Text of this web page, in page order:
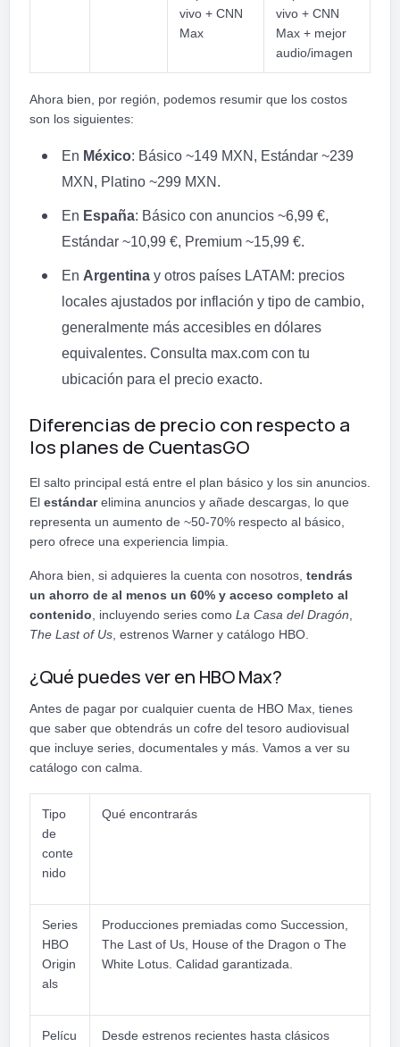
vivo + CNN
Max
vivo + CNN
Max + mejor
audio/imagen
Ahora bien, por región, podemos resumir que los costos
son los siguientes:
En México: Básico ~149 MXN, Estándar ~239
MXN, Platino ~299 MXN.
En España: Básico con anuncios ~6,99 €,
Estándar ~10,99 €, Premium ~15,99 €.
En Argentina y otros países LATAM: precios
locales ajustados por inflación y tipo de cambio,
generalmente más accesibles en dólares
equivalentes. Consulta max.com con tu
ubicación para el precio exacto.
Diferencias de precio con respecto a
los planes de CuentasGO
El salto principal está entre el plan básico y los sin anuncios.
El estándarelimina anuncios y añade descargas, lo que
representa un aumento de ~50-70% respecto al básico,
pero ofrece una experiencia limpia.
Ahora bien, si adquieres la cuenta con nosotros, tendrás
un ahorro de al menos un 60% y acceso completo al
contenido , incluyendo series como La Casa del Dragón
The Last of Us , estrenos Warner y catálogo HBO.
¿Qué puedes ver en HBO Max?
Antes de pagar por cualquier cuenta de HBO Max, tienes
que saber que obtendrás un cofre del tesoro audiovisual
que incluye series, documentales y más. Vamos a ver su
catálogo con calma.
Tipo
de
conte
nido
Qué encontrarás
Series
HBO
Origin
als
Producciones premiadas como Succession,
The Last of Us, House of the Dragon o The
White Lotus. Calidad garantizada.
Pelícu
Desde estrenos recientes hasta clásicos